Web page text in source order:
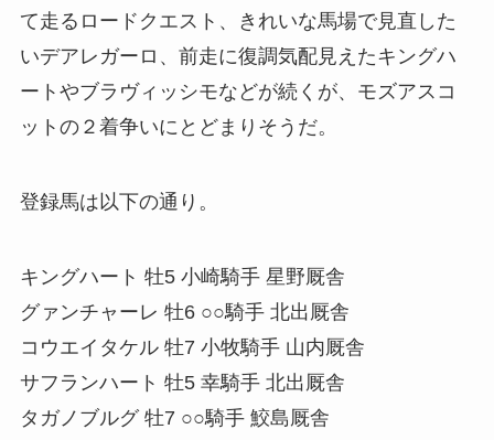
て走るロードクエスト、きれいな馬場で見直した
いデアレガーロ、前走に復調気配見えたキングハ
ートやブラヴィッシモなどが続くが、モズアスコ
ットの２着争いにとどまりそうだ。
登録馬は以下の通り。
キングハート 牡5 小崎騎手 星野厩舎
グァンチャーレ 牡6 ○○騎手 北出厩舎
コウエイタケル 牡7 小牧騎手 山内厩舎
サフランハート 牡5 幸騎手 北出厩舎
タガノブルグ 牡7 ○○騎手 鮫島厩舎